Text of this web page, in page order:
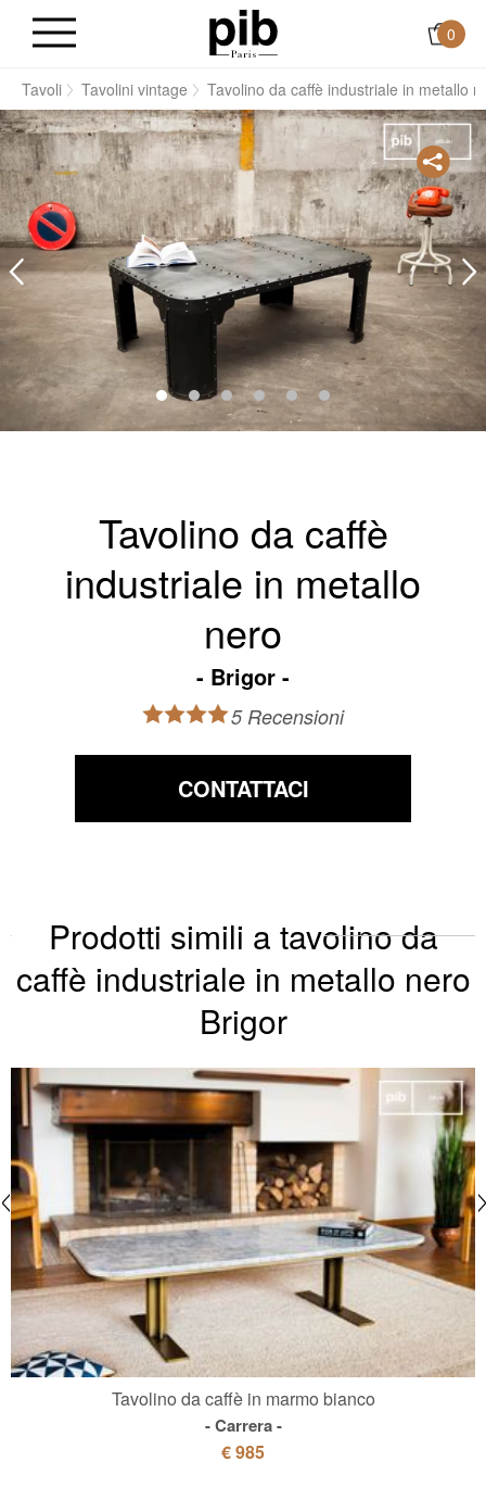
0
Tavoli Tavolini vintage Tavolino da caffè industriale in metallo
Tavolino da caffè
industriale in metallo
nero
Brigor
5 Recensioni
CONTATTACI
Prodotti simili a tavolino da
caffè industriale in metallo nero
Brigor
Tavolino da caffè in marmo bianco
Carrera
€ 985